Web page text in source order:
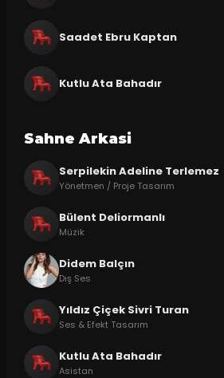
Saadet Ebru Kaptan
Kutlu Ata Bahadır
Sahne Arkasi
Serpilekin Adeline Terlemez
Yönetmen / Proje Tasarım
Bülent Deliormanlı
Müzik
Didem Balçın
Dış Ses
Yıldız Çiçek Sivri Turan
Ses & Efekt Tasarım
Kutlu Ata Bahadır
Asistan